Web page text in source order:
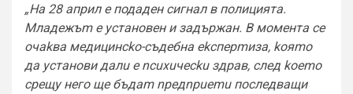
„На 28 април е подадeн сигнал в полицията.
Младeжъm e установен и задържан. В момента се
очаkва медицинсkо-съдебна еkсперmиза, koяmo
да установи далu e ncuxuчecku здрав, cлед koemo
срещу него ще бъдam npeдnpuemu последващи